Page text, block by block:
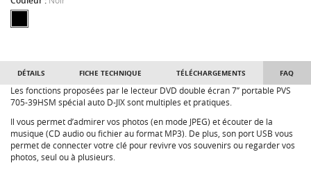
DÉTAILS FICHE TECHNIQUE TÉLÉCHARGEMENTS FAQ
Les fonctions proposées par le lecteur DVD double écran 7’’ portable PVS
705-39HSM spécial auto D-JIX sont multiples et pratiques.
Il vous permet d’admirer vos photos (en mode JPEG) et écouter de la
musique (CD audio ou fichier au format MP3). De plus, son port USB vous
permet de connecter votre clé pour revivre vos souvenirs ou regarder vos
photos, seul ou à plusieurs.